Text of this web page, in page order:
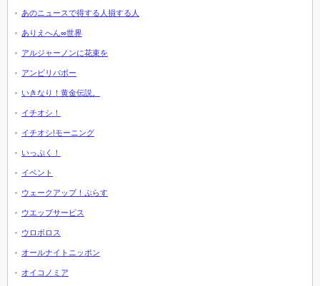
あのニュースで得する人損する人
ありえへん∞世界
アルジャーノンに花束を
アンビリバボー
いきなり！黄金伝説。
イチオシ！
イチオシ!モーニング
いっぷく！
イベント
ウェークアップ！ぷらす
ウエッブサービス
ウロボロス
オールナイトニッポン
オイコノミア